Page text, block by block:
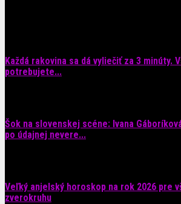
Každá rakovina sa dá vyliečiť za 3 minúty.
potrebujete...
Šok na slovenskej scéne: Ivana
po údajnej nevere...
Veľký anjelský horoskop na rok 2026 pre
zverokruhu